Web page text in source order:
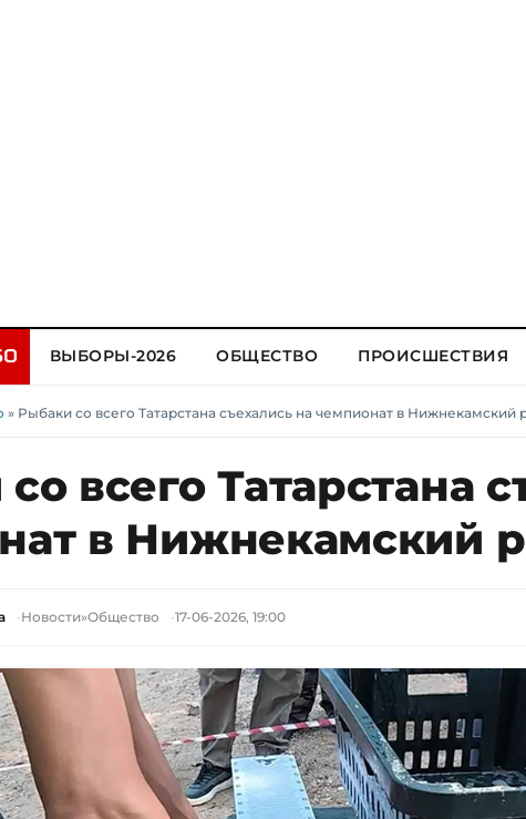
ВЫБОРЫ-2026 ОБЩЕСТВО ПРОИСШЕСТВИЯ
» Рыбаки со всего Татарстана съехались на чемпионат в Нижнекамский
всего Татарстана
в Нижнекамский
Новости»Общество 17-06-2026, 19:00